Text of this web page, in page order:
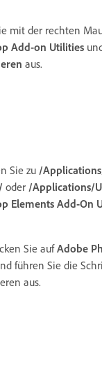
mit der rechten
Add-on Utilities
aus.
Sie zu /
oder /Applications/
Elements Add-On
Sie aufAdobe
führen Sie die
aus.